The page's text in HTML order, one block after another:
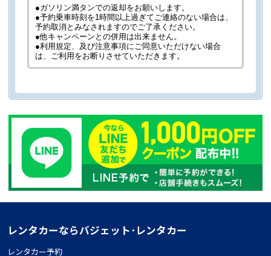
●ガソリン満タンでの返却をお願いします。
●予約乗車時刻を1時間以上過ぎてご連絡のない場合は、
予約取消とみなされますのでご了承ください。
●他キャンペーンとの併用は出来ません。
●利用規定、及び注意事項にご同意いただけない場合
は、ご利用をお断りさせていただきます。
レンタカーならバジェット･レンタカー
レンタカー予約